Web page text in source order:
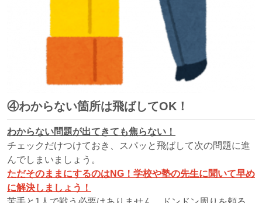
④わからない箇所は飛ばしてOK！
わからない問題が出てきても焦らない！
チェックだけつけておき、スパッと飛ばして次の問題に進
んでしまいましょう。
ただそのままにするのはNG！学校や塾の先生に聞いて早め
に解決しましょう！